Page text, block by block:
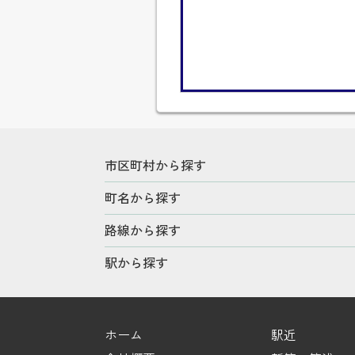
市区町村から探す
町名から探す
路線から探す
駅から探す
ホーム
駅近